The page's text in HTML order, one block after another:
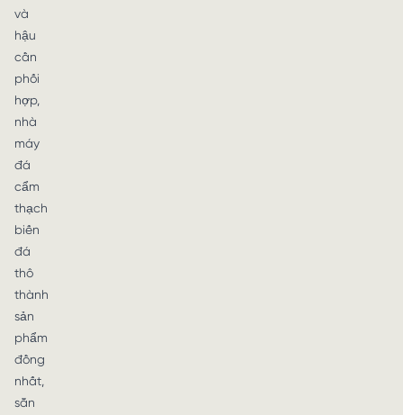
và
hậu
cần
phối
hợp,
nhà
máy
đá
cẩm
thạch
biến
đá
thô
thành
sản
phẩm
đồng
nhất,
sẵn